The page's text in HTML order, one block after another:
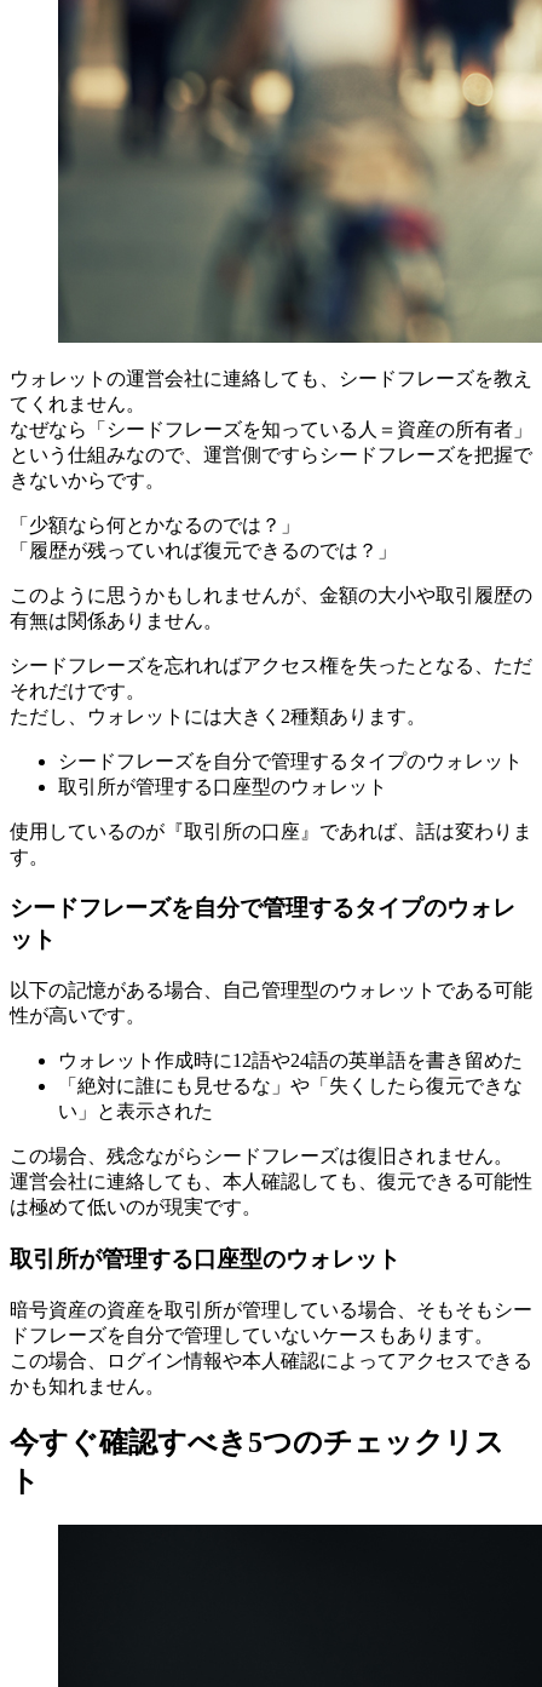
ウォレットの運営会社に連絡しても、シードフレーズを教え
てくれません。
なぜなら「シードフレーズを知っている人＝資産の所有者」
という仕組みなので、運営側ですらシードフレーズを把握で
きないからです。
「少額なら何とかなるのでは？」
「履歴が残っていれば復元できるのでは？」
このように思うかもしれませんが、金額の大小や取引履歴の
有無は関係ありません。
シードフレーズを忘れればアクセス権を失ったとなる、ただ
それだけです。
ただし、ウォレットには大きく2種類あります。
シードフレーズを自分で管理するタイプのウォレット
取引所が管理する口座型のウォレット
使用しているのが『取引所の口座』であれば、話は変わりま
す。
シードフレーズを自分で管理するタイプのウォレ
ット
以下の記憶がある場合、自己管理型のウォレットである可能
性が高いです。
ウォレット作成時に12語や24語の英単語を書き留めた
「絶対に誰にも見せるな」や「失くしたら復元できな
い」と表示された
この場合、残念ながらシードフレーズは復旧されません。
運営会社に連絡しても、本人確認しても、復元できる可能性
は極めて低いのが現実です。
取引所が管理する口座型のウォレット
暗号資産の資産を取引所が管理している場合、そもそもシー
ドフレーズを自分で管理していないケースもあります。
この場合、ログイン情報や本人確認によってアクセスできる
かも知れません。
今すぐ確認すべき5つのチェックリス
ト